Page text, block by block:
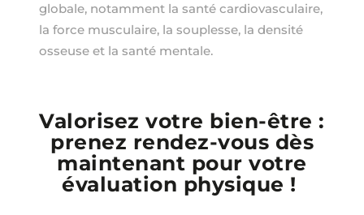
globale, notamment la santé cardiovasculaire,
la force musculaire, la souplesse, la densité
osseuse et la santé mentale.
Valorisez votre bien-être :
prenez rendez-vous dès
maintenant pour votre
évaluation physique !